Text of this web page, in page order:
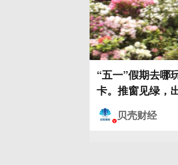
“五一”假期去哪
卡。推窗见绿，
贝壳财经